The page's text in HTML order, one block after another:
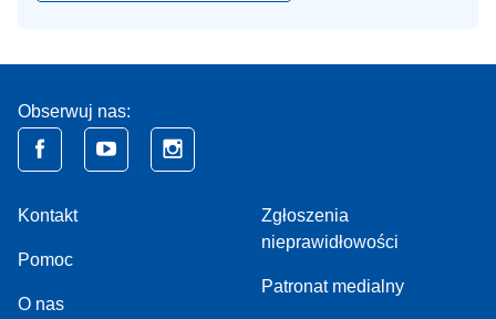
Obserwuj nas:
Kontakt
Pomoc
O nas
Zgłoszenia
nieprawidłowości
Patronat medialny